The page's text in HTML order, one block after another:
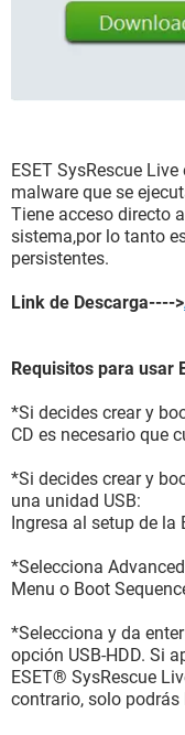
ESET SysRescue
malware que se
Tiene acceso directo
sistema,por lo tanto
persistentes.
Link de Descarga---->
Requisitos para usar
*Si decides crear y
CD es necesario que
*Si decides crear y
una unidad USB:
Ingresa al setup de la
*Selecciona
Menu o Boot
*Selecciona y da
opción USB-HDD. Si
ESET® SysRescue
contrario, solo podrás